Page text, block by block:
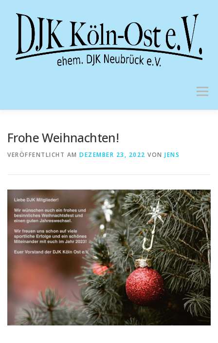
Menü
Frohe Weihnachten!
VERÖFFENTLICHT AM DEZEMBER 23, 2022 VON JENS